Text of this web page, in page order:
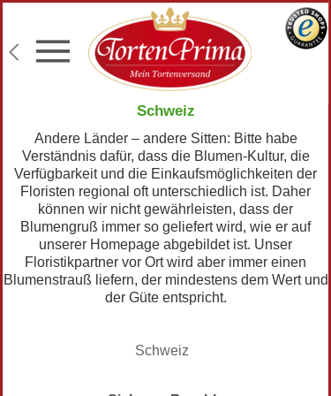
Konditor-Qualität
Torten mit Wunschtext
Lieferung an Wunschadresse
Schweiz
Andere Länder – andere Sitten: Bitte habe
Verständnis dafür, dass die Blumen-Kultur, die
Verfügbarkeit und die Einkaufsmöglichkeiten der
Floristen regional oft unterschiedlich ist. Daher
können wir nicht gewährleisten, dass der
Blumengruß immer so geliefert wird, wie er auf
unserer Homepage abgebildet ist. Unser
Floristikpartner vor Ort wird aber immer einen
Blumenstrauß liefern, der mindestens dem Wert und
der Güte entspricht.
Schweiz